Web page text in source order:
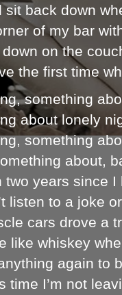
sit back down
of my bar
on the
the first time
something
about lonely
something
about,
two years since I
listen to a joke
cars drove a
like whiskey
again to
time I’m not